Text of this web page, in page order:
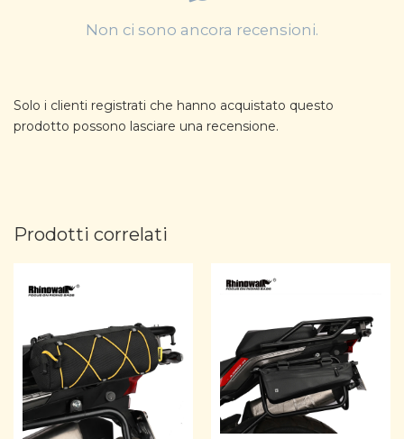
Non ci sono ancora recensioni.
Solo i clienti registrati che hanno acquistato questo
prodotto possono lasciare una recensione.
Prodotti correlati